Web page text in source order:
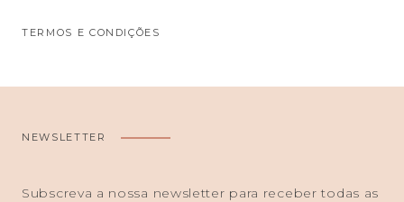
TERMOS E CONDIÇÕES
NEWSLETTER
Subscreva a nossa newsletter para receber todas as